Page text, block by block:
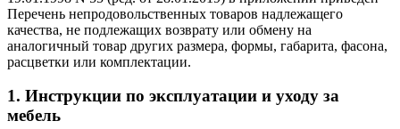
Перечень непродовольственных товаров надлежащего
качества, не подлежащих возврату или обмену на
аналогичный товар других размера, формы, габарита, фасона,
расцветки или комплектации.
1. Инструкции по эксплуатации и уходу за
мебель